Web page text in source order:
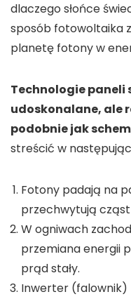
dlaczego słońce
sposób fotowoltaika
planetę fotony w
Technologie paneli
udoskonalane, ale
podobnie jak
streścić w
Fotony padają na
przechwytują
W ogniwach
przemiana energii
prąd stały.
Inwerter (falownik)